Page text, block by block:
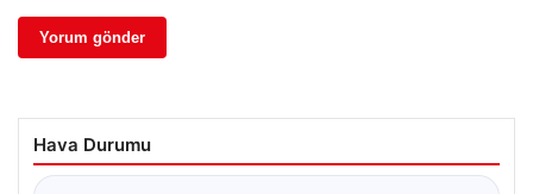
Hava Durumu